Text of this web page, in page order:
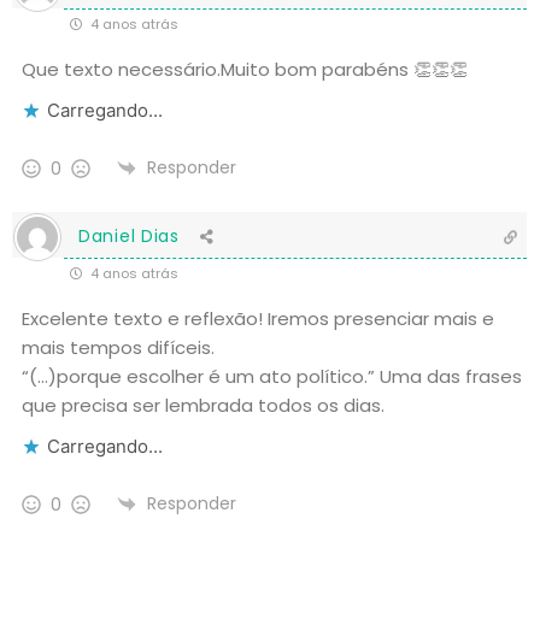
4 anos atrás
Que texto necessário.Muito bom parabéns 👏👏👏
Carregando...
0 Responder
Daniel Dias
4 anos atrás
Excelente texto e reflexão! Iremos presenciar mais e
mais tempos difíceis.
“(…)porque escolher é um ato político.” Uma das frases
que precisa ser lembrada todos os dias.
Carregando...
0 Responder